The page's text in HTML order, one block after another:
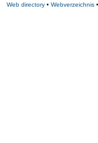
Web directory • Webverzeichnis •